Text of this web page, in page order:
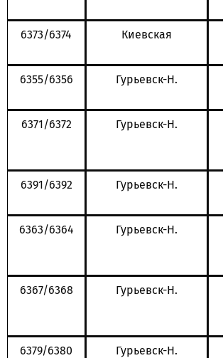
6373/6374 Киевская
6355/6356 Гурьевск-Н.
6371/6372 Гурьевск-Н.
6391/6392 Гурьевск-Н.
6363/6364 Гурьевск-Н.
6367/6368 Гурьевск-Н.
6379/6380 Гурьевск-Н.